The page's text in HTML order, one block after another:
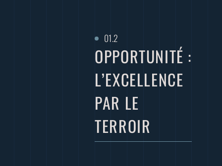
OPPORTUNITÉ :
L’EXCELLENCE
PAR LE
TERROIR